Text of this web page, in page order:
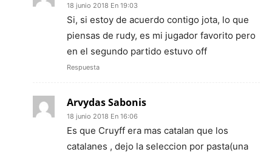
18 junio 2018 En 19:03
Si, si estoy de acuerdo contigo jota, lo que
piensas de rudy, es mi jugador favorito pero
en el segundo partido estuvo off
Respuesta
Arvydas Sabonis
18 junio 2018 En 16:06
Es que Cruyff era mas catalan que los
catalanes , dejo la seleccion por pasta(una